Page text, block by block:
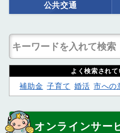
公共交通
よく検索されて
補助金 子育て 婚活 市への
オンラインサー